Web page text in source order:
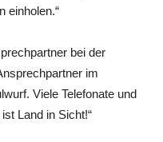
einholen.“
bei der
im
Viele Telefonate und
Land in Sicht!“